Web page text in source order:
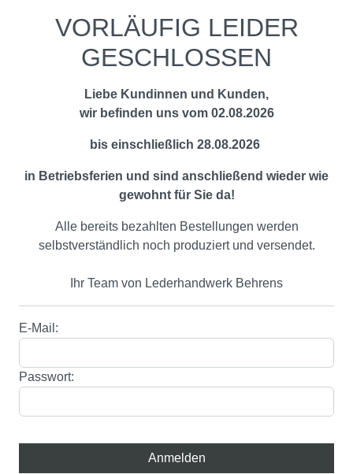
VORLÄUFIG LEIDER
GESCHLOSSEN
Liebe Kundinnen und Kunden,
wir befinden uns vom 02.08.2026
bis einschließlich 28.08.2026
in Betriebsferien und sind anschließend wieder wie
gewohnt für Sie da!
Alle bereits bezahlten Bestellungen werden
selbstverständlich noch produziert und versendet.
Ihr Team von Lederhandwerk Behrens
E-Mail:
Passwort: